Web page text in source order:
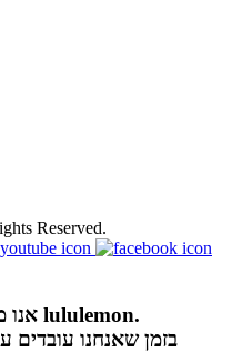
Reserved.
אנו מרעננים את חוויית הקנייה באתר lululemon.
בזמן שאנחנו